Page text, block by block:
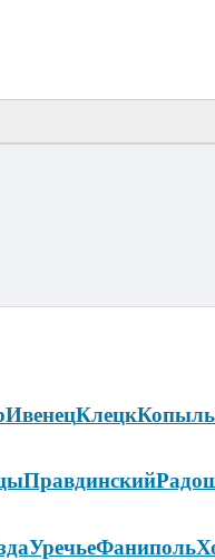
ИвенецКлецкКопыль
Правдинский
УречьеФаниполь